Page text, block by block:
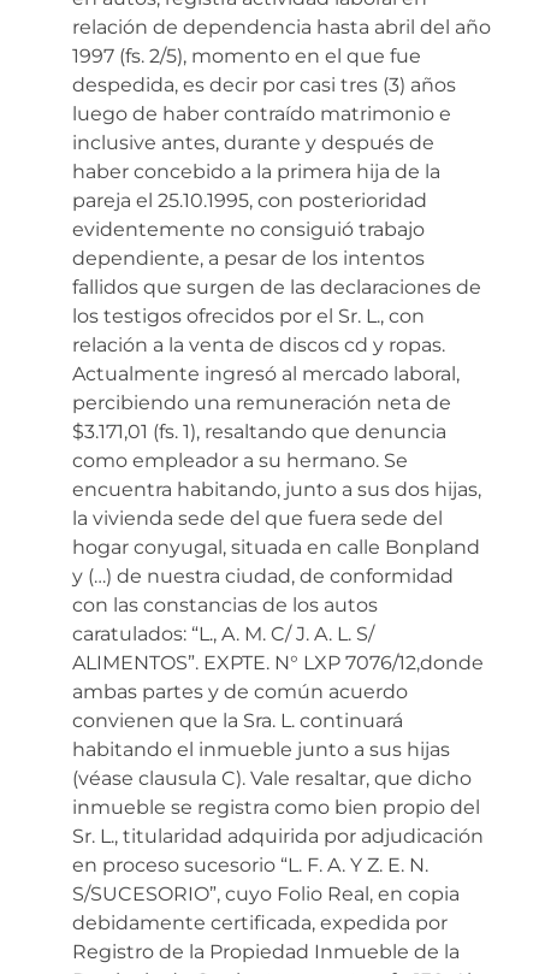
relación de dependencia hasta abril del año
1997 (fs. 2/5), momento en el que fue
despedida, es decir por casi tres (3) años
luego de haber contraído matrimonio e
inclusive antes, durante y después de
haber concebido a la primera hija de la
pareja el 25.10.1995, con posterioridad
evidentemente no consiguió trabajo
dependiente, a pesar de los intentos
fallidos que surgen de las declaraciones de
los testigos ofrecidos por el Sr. L., con
relación a la venta de discos cd y ropas.
Actualmente ingresó al mercado laboral,
percibiendo una remuneración neta de
$3.171,01 (fs. 1), resaltando que denuncia
como empleador a su hermano. Se
encuentra habitando, junto a sus dos hijas,
la vivienda sede del que fuera sede del
hogar conyugal, situada en calle Bonpland
y (…) de nuestra ciudad, de conformidad
con las constancias de los autos
caratulados: “L., A. M. C/ J. A. L. S/
ALIMENTOS”. EXPTE. N° LXP 7076/12,donde
ambas partes y de común acuerdo
convienen que la Sra. L. continuará
habitando el inmueble junto a sus hijas
(véase clausula C). Vale resaltar, que dicho
inmueble se registra como bien propio del
Sr. L., titularidad adquirida por adjudicación
en proceso sucesorio “L. F. A. Y Z. E. N.
S/SUCESORIO”, cuyo Folio Real, en copia
debidamente certificada, expedida por
Registro de la Propiedad Inmueble de la